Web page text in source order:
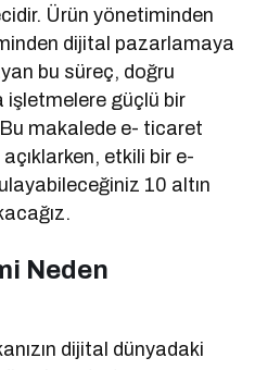
Ürün yönetiminden
dijital pazarlamaya
bu süreç, doğru
işletmelere güçlü bir
makalede e- ticaret
etkili bir e-
10 altın
Neden
dijital dünyadaki